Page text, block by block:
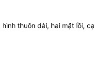
thuôn dài, hai mặt lồi,